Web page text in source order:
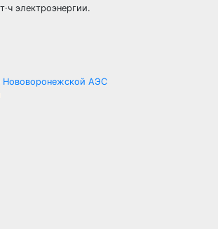
электроэнергии.
Нововоронежской АЭС